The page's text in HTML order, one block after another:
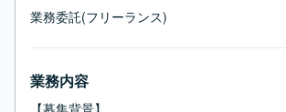
業務委託(フリーランス)
業務内容
【募集背景】